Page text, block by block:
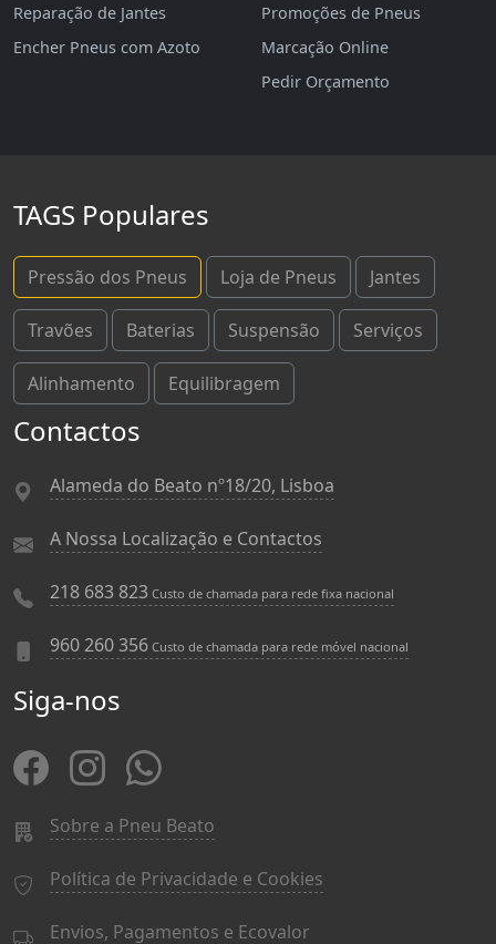
Reparação de Jantes
Encher Pneus com Azoto
Promoções de Pneus
Marcação Online
Pedir Orçamento
TAGS Populares
Pressão dos Pneus Loja de Pneus Jantes
Travões Baterias Suspensão Serviços
Alinhamento Equilibragem
Contactos
Alameda do Beato nº18/20, Lisboa
A Nossa Localização e Contactos
218 683 823 Custo de chamada para rede fixa nacional
960 260 356 Custo de chamada para rede móvel nacional
Siga-nos
Sobre a Pneu Beato
Política de Privacidade e Cookies
Envios, Pagamentos e Ecovalor